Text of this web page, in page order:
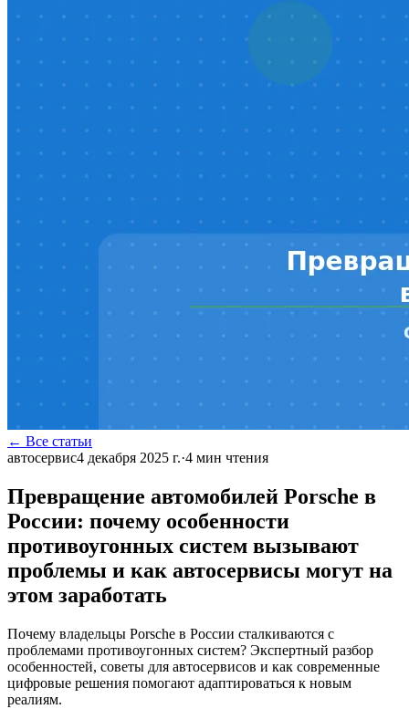
← Все статьи
автосервис4 декабря 2025 г.·4 мин чтения
Превращение автомобилей Porsche в
России: почему особенности
противоугонных систем вызывают
проблемы и как автосервисы могут на
этом заработать
Почему владельцы Porsche в России сталкиваются с
проблемами противоугонных систем? Экспертный разбор
особенностей, советы для автосервисов и как современные
цифровые решения помогают адаптироваться к новым
реалиям.